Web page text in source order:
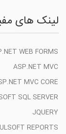
لینک های
WEB FORMS
ASP.NET MVC
MVC CORE
SQL SERVER
JQUERY
REPORTS